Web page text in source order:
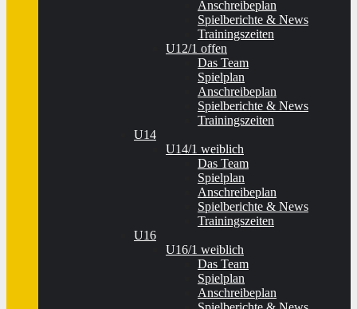
Anschreibeplan
Spielberichte & News
Trainingszeiten
U12/1 offen
Das Team
Spielplan
Anschreibeplan
Spielberichte & News
Trainingszeiten
U14
U14/1 weiblich
Das Team
Spielplan
Anschreibeplan
Spielberichte & News
Trainingszeiten
U16
U16/1 weiblich
Das Team
Spielplan
Anschreibeplan